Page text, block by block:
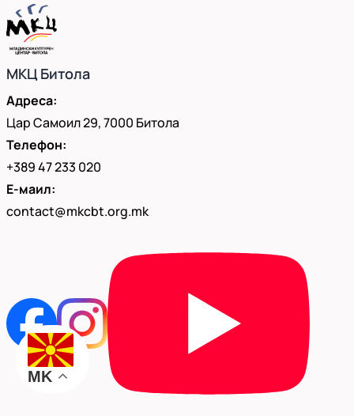
МКЦ Битола
Адреса:
Цар Самоил 29, 7000 Битола
Телефон:
+389 47 233 020
Е-маил:
contact@mkcbt.org.mk
MK